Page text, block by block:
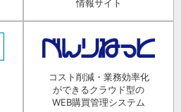
情報サイト
コスト削減・業務効率化
ができるクラウド型の
WEB購買管理システム